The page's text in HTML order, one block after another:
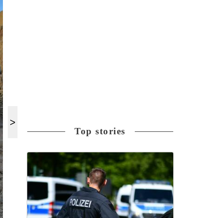
Top stories